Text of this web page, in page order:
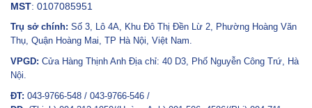
MST: 0107085951
Trụ sở chính: Số 3, Lô 4A, Khu Đô Thị Đền Lừ 2, Phường Hoàng Văn
Thụ, Quận Hoàng Mai, TP Hà Nội, Việt Nam.
VPGD: Cửa Hàng Thịnh Anh Địa chỉ: 40 D3, Phố Nguyễn Công Trứ, Hà
Nội.
ĐT: 043-9766-548 / 043-9766-546 /